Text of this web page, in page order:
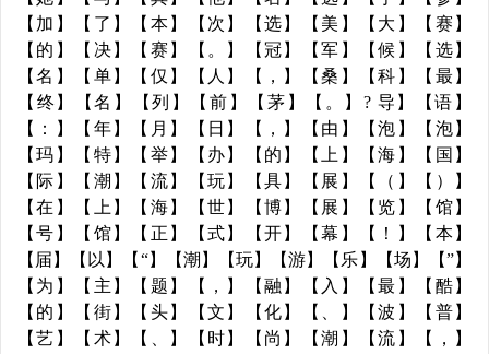
【加】【了】【本】【次】【选】【美】【大】【赛】
【的】【决】【赛】【。】【冠】【军】【候】【选】
【名】【单】【仅】【人】【，】【桑】【科】【最】
【终】【名】【列】【前】【茅】【。】? 导】【语】
【：】【年】【月】【日】【，】【由】【泡】【泡】
【玛】【特】【举】【办】【的】【上】【海】【国】
【际】【潮】【流】【玩】【具】【展】【（】【）】
【在】【上】【海】【世】【博】【展】【览】【馆】
【号】【馆】【正】【式】【开】【幕】【！】【本】
【届】【以】【“】【潮】【玩】【游】【乐】【场】【”】
【为】【主】【题】【，】【融】【入】【最】【酷】
【的】【街】【头】【文】【化】【、】【波】【普】
【艺】【术】【、】【时】【尚】【潮】【流】【，】